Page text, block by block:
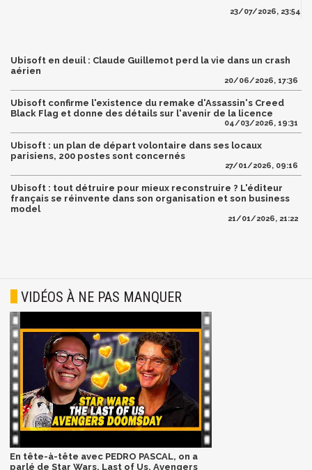
23/07/2026, 23:54
Ubisoft en deuil : Claude Guillemot perd la vie dans un crash
aérien
20/06/2026, 17:36
Ubisoft confirme l'existence du remake d'Assassin's Creed
Black Flag et donne des détails sur l'avenir de la licence
04/03/2026, 19:31
Ubisoft : un plan de départ volontaire dans ses locaux
parisiens, 200 postes sont concernés
27/01/2026, 09:16
Ubisoft : tout détruire pour mieux reconstruire ? L'éditeur
français se réinvente dans son organisation et son business
model
21/01/2026, 21:22
VIDÉOS À NE PAS MANQUER
En tête-à-tête avec PEDRO PASCAL, on a
parlé de Star Wars, Last of Us, Avengers